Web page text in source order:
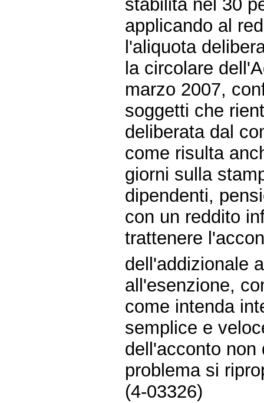
stabilita nel 30
applicando al
l'aliquota
la circolare
marzo 2007,
soggetti che
deliberata dal
come risulta
giorni sulla
dipendenti,
con un reddito
trattenere
dell'addizionale
all'esenzione,
come intenda
semplice e
dell'acconto non
problema si
(4-03326)